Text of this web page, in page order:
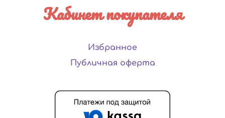
Кабинет покупателя
Избранное
Публичная оферта